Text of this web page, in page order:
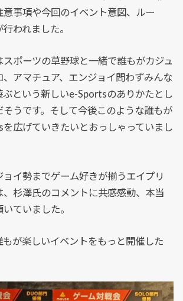
意事項や今回のイベント意図、ルー
われました。
ポーツの草野球と一緒で誰もがカジュ
アマチュア、エンジョイ問わずみんな
ぶという新しいe-Sportsのありかたとし
うです。そして今後このような誰もが
広げていきたいとおっしゃっていまし
イ勢までゲーム好きが揃うエイプリ
、杉澤氏のコメントに共感感動、本当
ていました。
もが楽しいイベントをもっと開催した